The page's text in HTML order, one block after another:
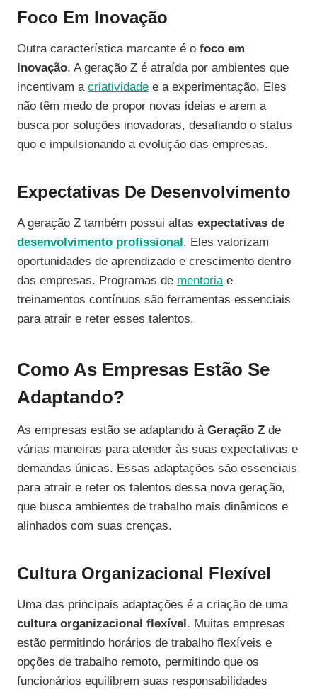
Foco Em Inovação
Outra característica marcante é o foco em
inovação. A geração Z é atraída por ambientes que
incentivam a criatividade e a experimentação. Eles
não têm medo de propor novas ideias e arem a
busca por soluções inovadoras, desafiando o status
quo e impulsionando a evolução das empresas.
Expectativas De Desenvolvimento
A geração Z também possui altas expectativas de
desenvolvimento profissional . Eles valorizam
oportunidades de aprendizado e crescimento dentro
das empresas. Programas de mentoriae
treinamentos contínuos são ferramentas essenciais
para atrair e reter esses talentos.
Como As Empresas Estão Se
Adaptando?
As empresas estão se adaptando à Geração Z de
várias maneiras para atender às suas expectativas e
demandas únicas. Essas adaptações são essenciais
para atrair e reter os talentos dessa nova geração,
que busca ambientes de trabalho mais dinâmicos e
alinhados com suas crenças.
Cultura Organizacional Flexível
Uma das principais adaptações é a criação de uma
cultura organizacional flexível . Muitas empresas
estão permitindo horários de trabalho flexíveis e
opções de trabalho remoto, permitindo que os
funcionários equilibrem suas responsabilidades